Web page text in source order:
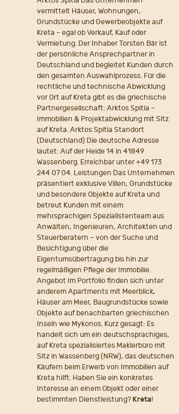
vermittelt Häuser, Wohnungen,
Grundstücke und Gewerbeobjekte auf
Kreta – egal ob Verkauf, Kauf oder
Vermietung. Der Inhaber Torsten Bär ist
der persönliche Ansprechpartner in
Deutschland und begleitet Kunden durch
den gesamten Auswahlprozess. Für die
rechtliche und technische Abwicklung
vor Ort auf Kreta gibt es die griechische
Partnergesellschaft: Arktos Spitia –
Immobilien & Projektabwicklung mit Sitz
auf Kreta. Arktos Spitia Standort
(Deutschland) Die deutsche Adresse
lautet: Auf der Heide 14 in 41849
Wassenberg. Erreichbar unter +49 173
244 07 04. Leistungen Das Unternehmen
präsentiert exklusive Villen, Grundstücke
und besondere Objekte auf Kreta und
betreut Kunden mit einem
mehrsprachigen Spezialistenteam aus
Anwälten, Ingenieuren, Architekten und
Steuerberatern – von der Suche und
Besichtigung über die
Eigentumsübertragung bis hin zur
regelmäßigen Pflege der Immobilie.
Angebot Im Portfolio finden sich unter
anderem Apartments mit Meerblick,
Häuser am Meer, Baugrundstücke sowie
Objekte auf benachbarten griechischen
Inseln wie Mykonos. Kurz gesagt: Es
handelt sich um ein deutschsprachiges,
auf Kreta spezialisiertes Maklerbüro mit
Sitz in Wassenberg (NRW), das deutschen
Käufern beim Erwerb von Immobilien auf
Kreta hilft. Haben Sie ein konkretes
Interesse an einem Objekt oder einer
bestimmten Dienstleistung? Kreta!